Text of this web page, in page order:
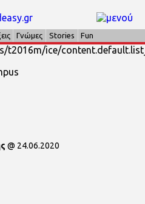
Γνώμες Stories Fun
t2016m/ice/
@ 24.06.2020